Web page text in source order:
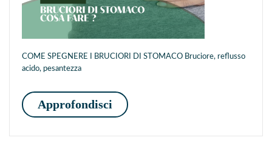
COME SPEGNERE I BRUCIORI DI STOMACO Bruciore, reflusso
acido, pesantezza
Approfondisci COME SPEGNERE I